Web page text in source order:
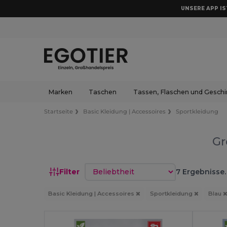
UNSERE APP
Marken Taschen Tassen, Flaschen und
Startseite Basic Kleidung | Accessoires Sportkleidung
Filter Sortieren nach 7 Ergebnisse.
Basic Kleidung | Accessoires Sportkleidung Blau